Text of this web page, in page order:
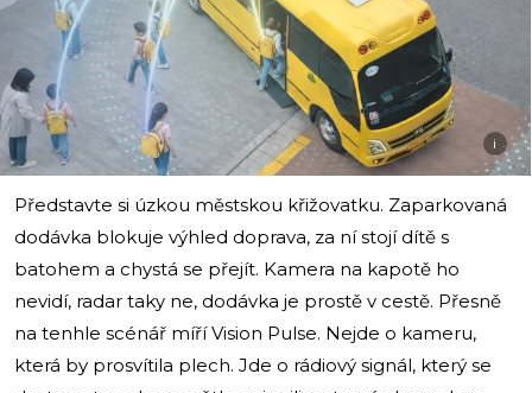
i
Představte si úzkou městskou křižovatku. Zaparkovaná
dodávka blokuje výhled doprava, za ní stojí dítě s
batohem a chystá se přejít. Kamera na kapotě ho
nevidí, radar taky ne, dodávka je prostě v cestě. Přesně
na tenhle scénář míří Vision Pulse. Nejde o kameru,
která by prosvítila plech. Jde o rádiový signál, který se